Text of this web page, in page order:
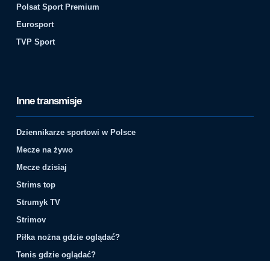
Polsat Sport Premium
Eurosport
TVP Sport
Inne transmisje
Dziennikarze sportowi w Polsce
Mecze na żywo
Mecze dzisiaj
Strims top
Strumyk TV
Strimov
Piłka nożna gdzie oglądać?
Tenis gdzie oglądać?